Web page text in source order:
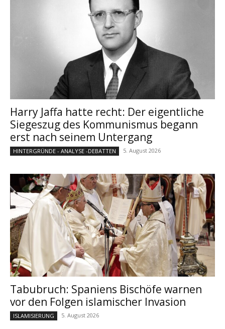
Harry Jaffa hatte recht: Der eigentliche
Siegeszug des Kommunismus begann
erst nach seinem Untergang
HINTERGRÜNDE - ANALYSE -DEBATTEN 5. August 2026
Tabubruch: Spaniens Bischöfe warnen
vor den Folgen islamischer Invasion
ISLAMISIERUNG 5. August 2026